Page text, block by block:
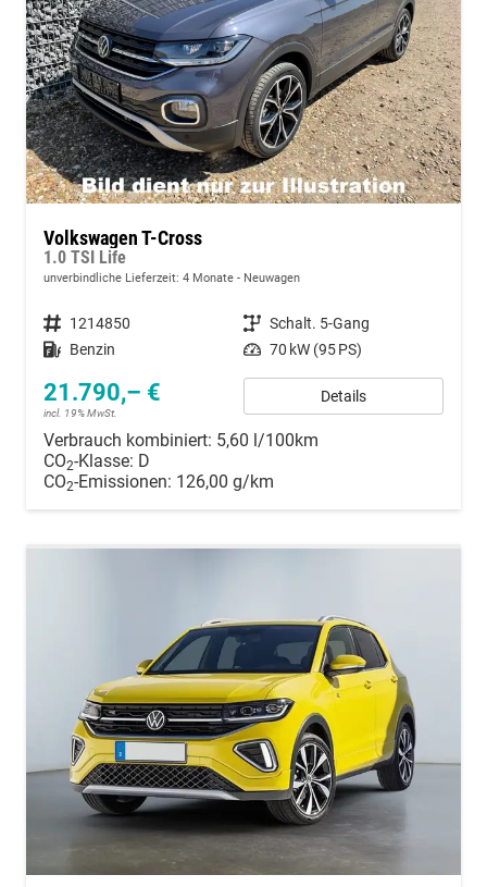
Volkswagen T-Cross
1.0 TSI Life
unverbindliche Lieferzeit: 4 Monate Neuwagen
Fahrzeugnummer 1214850 Getriebe Schalt. 5-Gang
Kraftstoff Benzin Leistung 70 kW (95 PS)
21.790,– €
incl. 19% MwSt.
Details
Verbrauch kombiniert: 5,60 l/100km
CO2-Klasse: D
CO2-Emissionen: 126,00 g/km